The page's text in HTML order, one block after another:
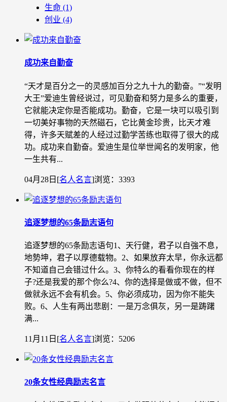
生命 (1)
创业 (4)
成功来自勤奋
“天才是百分之一的灵感加百分之九十九的勤奋。”“发明
大王”爱迪生曾经说过，可见勤奋和努力是多么的重要，
它就能决定你是否能成功。勤奋，它是一块可以吸引到
一切美好事物的天然磁石，它比黄金珍贵，比天才难
得，许多天赋差的人经过过勤学苦练也取得了很大的成
功。成功来自勤奋。爱迪生是位举世闻名的发明家，他
一生共有...
04月28日 [名人名言]浏览：3393
追逐梦想的65条励志语句
追逐梦想的65条励志语句1、天行健，君子以自強不息，
地勢坤，君子以厚德载物。2、如果放弃太早，你永远都
不知道自己会错过什么。3、你特么的看看你现在的样
子?还是我爱的那个你么?4、你的选择是做或不做，但不
做就永远不会有机会。5、你必须成功，因为你不能失
败。6、人生有两出悲剧：一是万念俱灰，另一是踌躇
满...
11月11日 [名人名言]浏览：5206
20条女性经典励志名言